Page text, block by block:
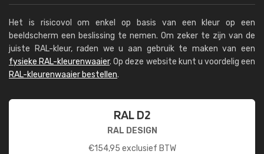
Het is risicovol om enkel op basis van een kleur op een
beeldscherm een beslissing te nemen. Om zeker te zijn van de
juiste RAL-kleur, raden we u aan gebruik te maken van een
fysieke RAL-kleurenwaaier. Op deze website kunt u voordelig een
RAL-kleurenwaaier bestellen.
RAL D2
RAL DESIGN
€154,95 exclusief BTW